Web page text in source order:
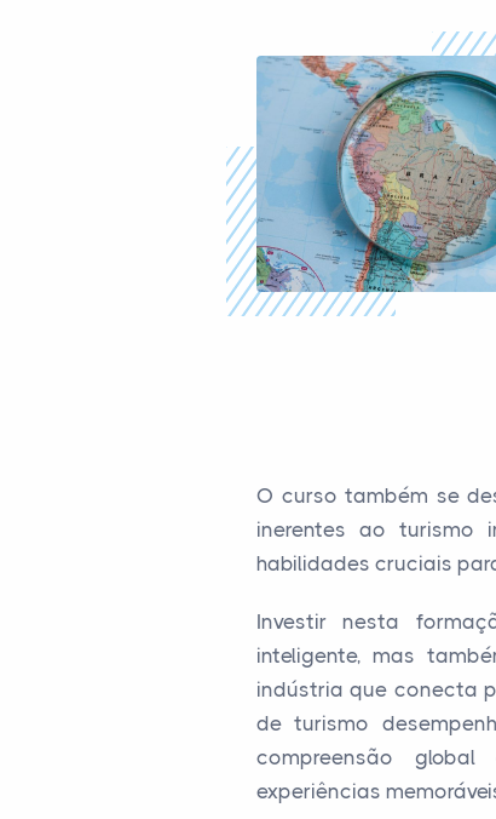
O curso também se
inerentes ao turismo
habilidades cruciais
Investir nesta
inteligente, mas
indústria que conecta
de turismo
compreensão
experiências